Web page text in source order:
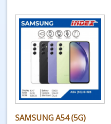
SAMSUNG A54 (5G)